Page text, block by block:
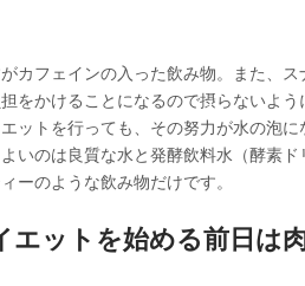
カフェインの入った飲み物。また、
をかけることになるので摂らないよう
ットを行っても、その努力が水の泡に
いのは良質な水と発酵飲料水（酵素ド
ーのような飲み物だけです。
ットを始める前日は